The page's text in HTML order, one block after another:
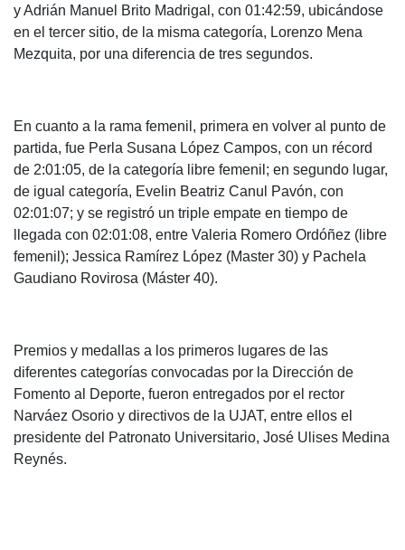
y Adrián Manuel Brito Madrigal, con 01:42:59, ubicándose
en el tercer sitio, de la misma categoría, Lorenzo Mena
Mezquita, por una diferencia de tres segundos.
En cuanto a la rama femenil, primera en volver al punto de
partida, fue Perla Susana López Campos, con un récord
de 2:01:05, de la categoría libre femenil; en segundo lugar,
de igual categoría, Evelin Beatriz Canul Pavón, con
02:01:07; y se registró un triple empate en tiempo de
llegada con 02:01:08, entre Valeria Romero Ordóñez (libre
femenil); Jessica Ramírez López (Master 30) y Pachela
Gaudiano Rovirosa (Máster 40).
Premios y medallas a los primeros lugares de las
diferentes categorías convocadas por la Dirección de
Fomento al Deporte, fueron entregados por el rector
Narváez Osorio y directivos de la UJAT, entre ellos el
presidente del Patronato Universitario, José Ulises Medina
Reynés.